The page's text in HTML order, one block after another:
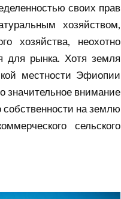
своих прав
хозяйством,
хозяйства, неохотно
для рынка. Хотя земля
местности Эфиопии
значительное внимание
собственности на землю
сельского